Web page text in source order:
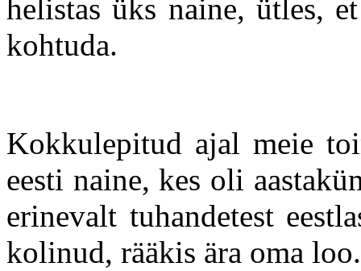
helistas üks naine, ütles,
kohtuda.
Kokkulepitud ajal meie
eesti naine, kes oli
erinevalt tuhandetest
kolinud, rääkis ära oma loo.